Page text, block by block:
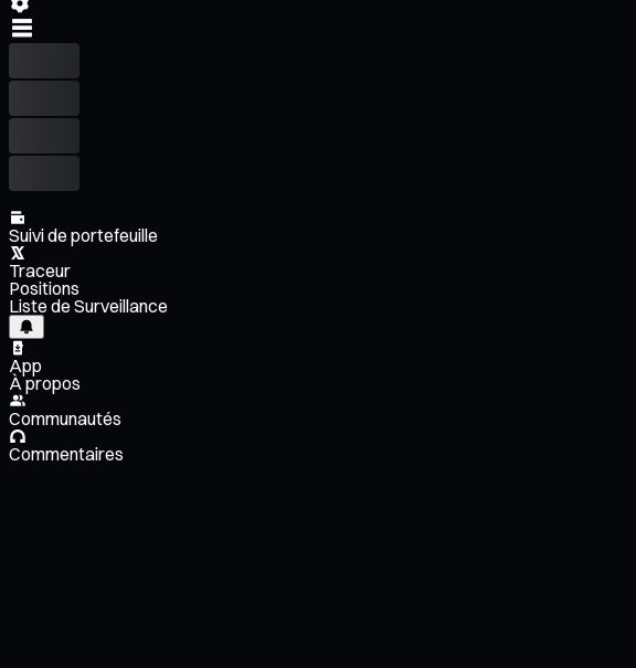
Suivi de portefeuille
Traceur
Positions
Liste de Surveillance
App
À propos
Communautés
Commentaires